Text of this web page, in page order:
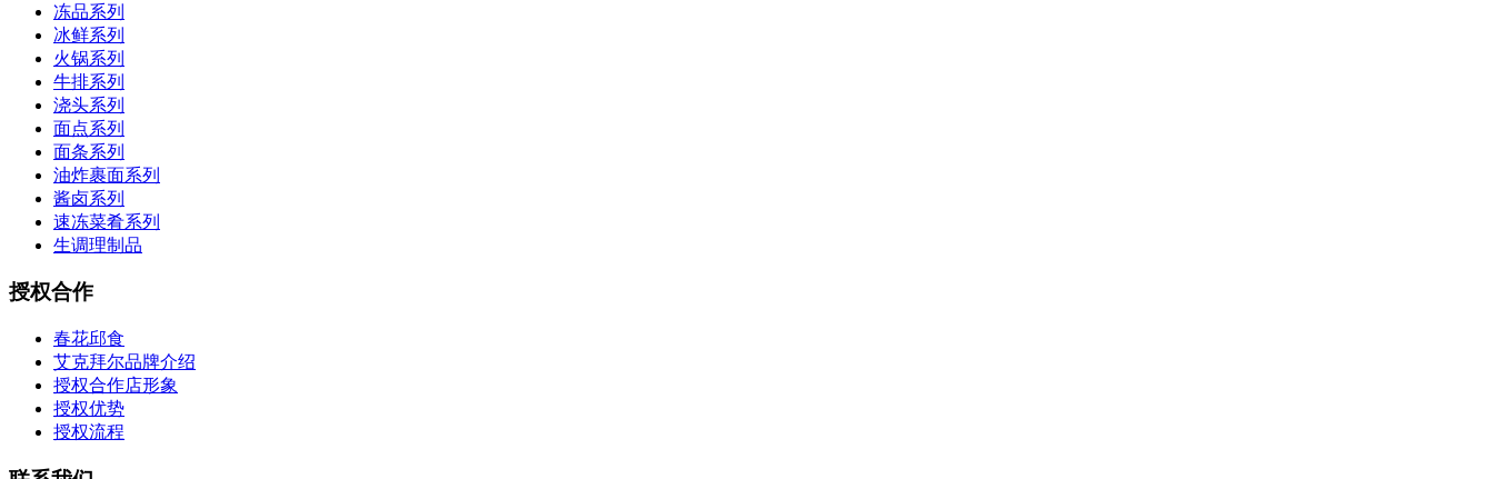
冻品系列
冰鲜系列
火锅系列
牛排系列
浇头系列
面点系列
面条系列
油炸裹面系列
酱卤系列
速冻菜肴系列
生调理制品
授权合作
春花邱食
艾克拜尔品牌介绍
授权合作店形象
授权优势
授权流程